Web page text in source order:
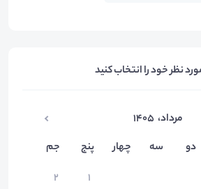
نظر خود را انتخاب کنید
مرداد، ۱۴۰۵
دو سه چهار پنج
جم
۱
۲